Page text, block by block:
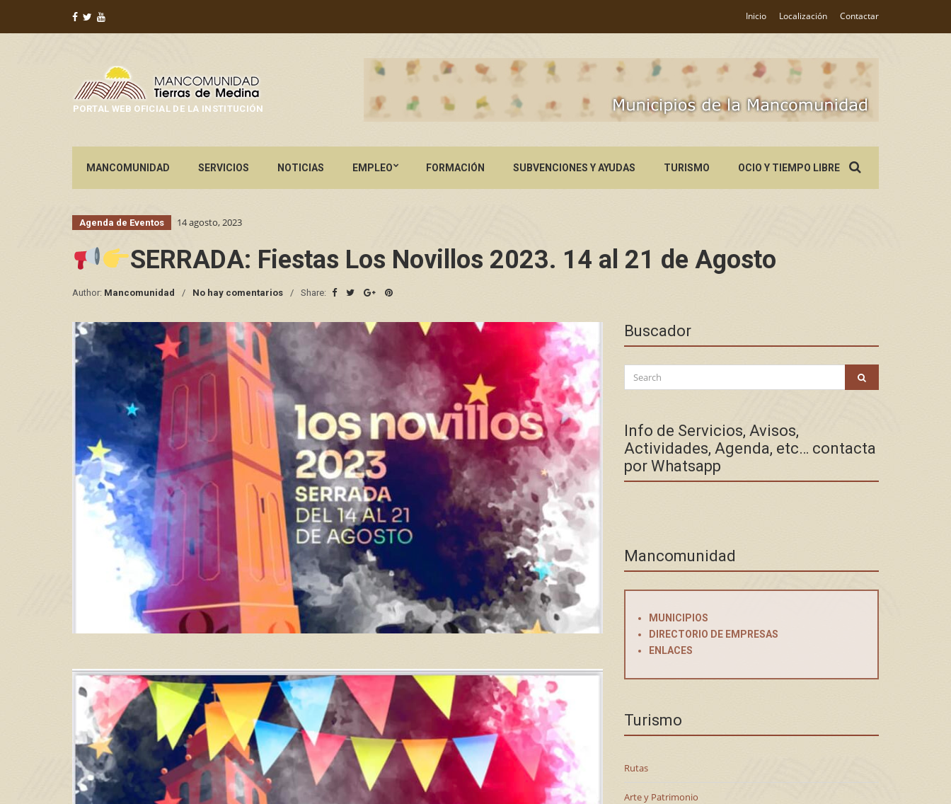
Inicio Localización Contactar
PORTAL WEB OFICIAL DE LA INSTITUCIÓN
MANCOMUNIDAD SERVICIOS NOTICIAS EMPLEO FORMACIÓN SUBVENCIONES Y AYUDAS TURISMO OCIO Y TIEMPO LIBREfor:
Agenda de Eventos 14 agosto, 2023
SERRADA: Fiestas Los Novillos 2023. 14 al 21 de Agosto
Author: Mancomunidad No hay comentarios Share:
Buscador
Search
for:
Info de Servicios, Avisos,
Actividades, Agenda, etc… contacta
por Whatsapp
Mancomunidad
MUNICIPIOS
DIRECTORIO DE EMPRESAS
ENLACES
Turismo
Rutas
Arte y Patrimonio